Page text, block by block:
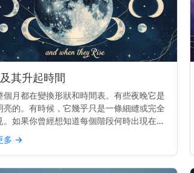
其升起時間
個月都在變換形狀和時間表。有些夜晚它是
亮的。有時候，它幾乎只是一條細縫或完全
。如果你曾經想知道每個階段何時出現在天
你並不孤單。其實，時間是遵循一個節奏
點提示： 每個月相的升起時間不同——從
日落——這取決...
多 →